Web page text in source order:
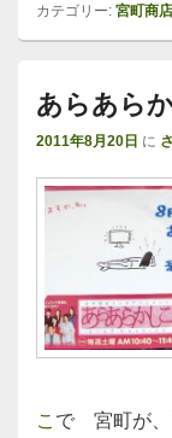
カテゴリー: 宮町商
あらあら
2011年8月20日 に
こ で 宮町が、